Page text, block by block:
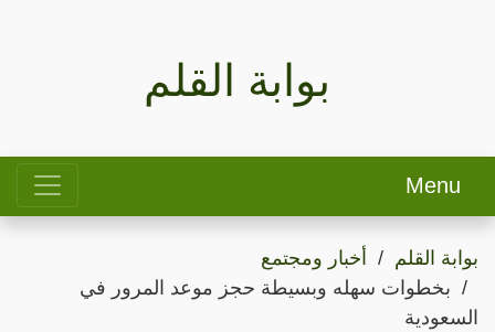
بوابة القلم
Menu
بوابة القلم
أخبار ومجتمع
بخطوات سهله وبسيطة حجز موعد المرور في
السعودية